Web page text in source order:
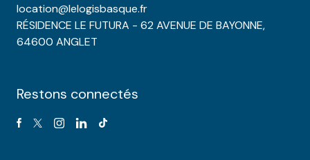
location@lelogisbasque.fr
RÉSIDENCE LE FUTURA - 62 AVENUE DE BAYONNE,
64600 ANGLET
Restons connectés